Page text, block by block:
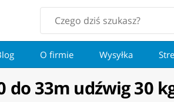
O firmie Wysyłka
do 33m udźwig 30